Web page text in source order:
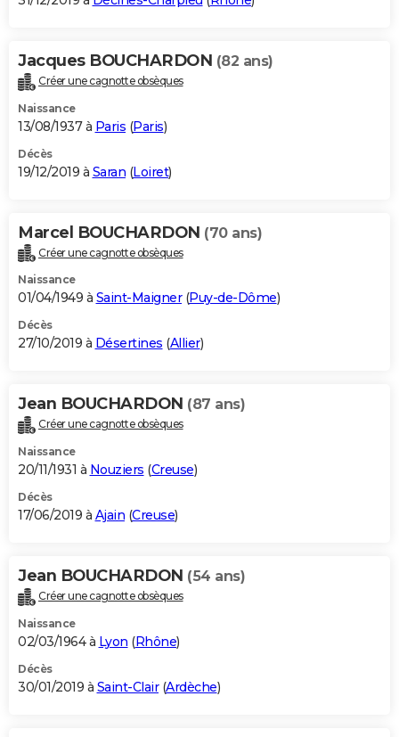
Jacques BOUCHARDON (82 ans)
Créer une cagnotte obsèques
Naissance
13/08/1937 à Paris (Paris)
Décès
19/12/2019 à Saran (Loiret)
Marcel BOUCHARDON (70 ans)
Créer une cagnotte obsèques
Naissance
01/04/1949 à Saint-Maigner(Puy-de-Dôme)
Décès
27/10/2019 à Désertines (Allier)
Jean BOUCHARDON (87 ans)
Créer une cagnotte obsèques
Naissance
20/11/1931 à Nouziers (Creuse)
Décès
17/06/2019 à Ajain (Creuse)
Jean BOUCHARDON (54 ans)
Créer une cagnotte obsèques
Naissance
02/03/1964 à Lyon (Rhône)
Décès
30/01/2019 à Saint-Clair(Ardèche)